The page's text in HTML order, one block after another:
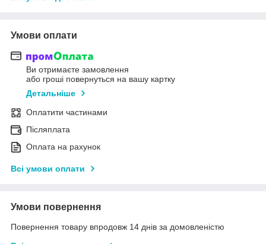
Умови оплати
Ви отримаєте замовлення
або гроші повернуться на вашу картку
Детальніше
Оплатити частинами
Післяплата
Оплата на рахунок
Всі умови оплати
Умови повернення
Повернення товару впродовж 14 днів за домовленістю